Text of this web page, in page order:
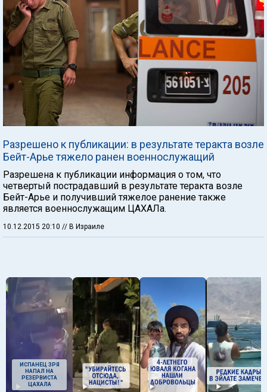
Разрешено к публикации: в результате теракта возле
Бейт-Арье тяжело ранен военнослужащий
Разрешена к публикации информация о том, что
четвертый пострадавший в результате теракта возле
Бейт-Арье и получивший тяжелое ранение также
является военнослужащим ЦАХАЛа.
10.12.2015 20:10 // В Израиле
ИСПАНЕЦ ЗРЯ
НАПАЛ НА
РЕЗЕРВИСТА
ЦАХАЛА